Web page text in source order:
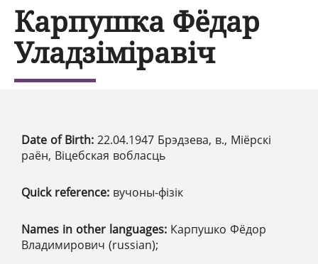
Карпушка Фёдар
Уладзіміравіч
Date of Birth: 22.04.1947 Брэдзева, в., Міёрскі
раён, Віцебская вобласць
Quick reference: вучоны-фізік
Names in other languages: Карпушко Фёдор
Владимирович (russian);